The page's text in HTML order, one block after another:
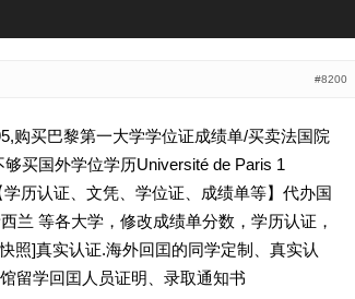
#8200
购买巴黎第一大学学位证成绩单/买卖法国院
买国外学位学历Université de Paris 1
历认证、文凭、学位证、成绩单等】代办国
兰 等各大学，修改成绩单分数，学历认证，
照]真实认证.海外回囯的同学定制、真实认
留学回囯人员证明、录取通知书